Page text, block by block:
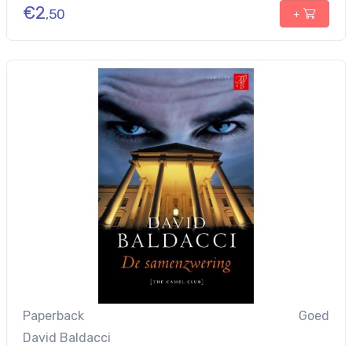
€2,50 +
Paperback
Goed
David Baldacci